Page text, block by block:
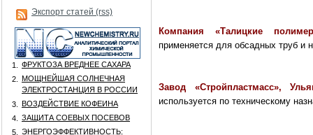
Экспорт статей (rss)
1.
ФРУКТОЗА ВРЕДНЕЕ САХАРА
2.
МОЩНЕЙШАЯ СОЛНЕЧНАЯ
ЭЛЕКТРОСТАНЦИЯ В РОССИИ
3.
ВОЗДЕЙСТВИЕ КОФЕИНА
4.
ЗАЩИТА СОЕВЫХ ПОСЕВОВ
5.
ЭНЕРГОЭФФЕКТИВНОСТЬ:
Компания «Талицкие
применяется для обсадных труб и
Завод «Стройпластмасс»,
используется по техническому